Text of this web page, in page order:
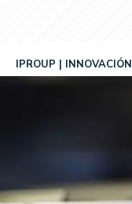
IPROUP INNOVACIÓN